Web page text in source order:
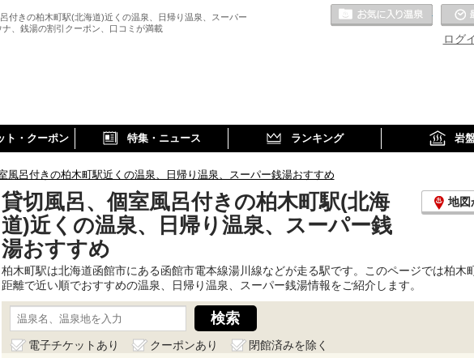
付きの柏木町駅(北海道)近くの温泉、日帰り温泉、スーパー
、銭湯の割引クーポン、口コミが満載
ログ
お気に
ト・クーポン 特集・ニュース ランキング 岩
風呂付きの柏木町駅近くの温泉、日帰り温泉、スーパー銭湯おすすめ
貸切風呂、個室風呂付きの柏木町駅(北海
道)近くの温泉、日帰り温泉、スーパー銭
湯おすすめ
地図
柏木町駅は北海道函館市にある函館市電本線湯川線などが走る駅です。このページでは柏木
距離で近い順でおすすめの温泉、日帰り温泉、スーパー銭湯情報をご紹介します。
電子チケットあり クーポンあり
閉館済みを除く